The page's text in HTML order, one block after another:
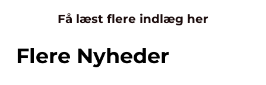
Få læst flere indlæg her
Flere Nyheder